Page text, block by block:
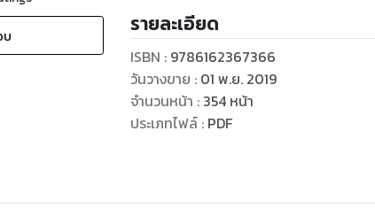
บ
รายละเอียด
ISBN : 9786162367366
วันวางขาย : 01 พ.ย. 2019
จำนวนหน้า : 354 หน้า
ประเภทไฟล์: PDF